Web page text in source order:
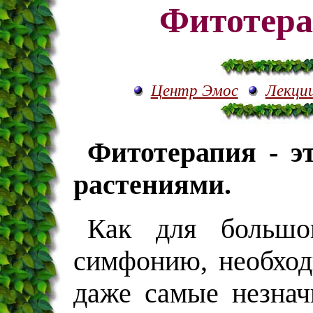
Центр Эмос
Фитотерапия -
растениями.
Как для
симфонию,
даже самые